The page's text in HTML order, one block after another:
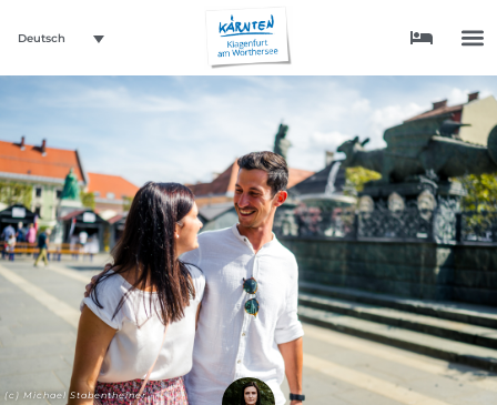
Deutsch
(c) Michael Stabentheiner